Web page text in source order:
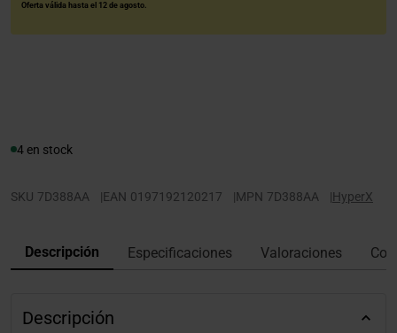
Oferta válida hasta el 12 de agosto.
4 en stock
SKU 7D388AA |EAN 0197192120217 |MPN 7D388AA |HyperX
Descripción Especificaciones Valoraciones
Descripción